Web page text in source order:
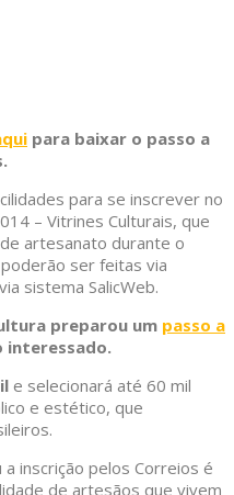
para baixar o passo a
para se inscrever no
– Vitrines Culturais, que
artesanato durante o
ser feitas via
sistema SalicWeb.
preparou um passo a
interessado.
e selecionará até 60 mil
e estético, que
inscrição pelos Correios é
de artesãos que vivem